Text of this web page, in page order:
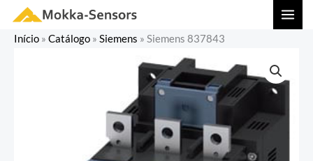
Início » Catálogo » Siemens » Siemens 837843